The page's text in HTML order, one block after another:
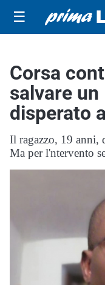
☰
Corsa
salvare un
disperato
Il ragazzo, 19 anni,
Ma per l'ntervento